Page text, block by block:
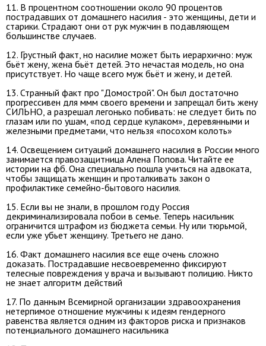
11. В процентном соотношении около 90 процентов
пострадавших от домашнего насилия - это женщины, дети и
старики. Страдают они от рук мужчин в подавляющем
большинстве случаев.
12. Грустный факт, но насилие может быть иерархично: муж
бьёт жену, жена бьёт детей. Это нечастая модель, но она
присутствует. Но чаще всего муж бьёт и жену, и детей.
13. Странный факт про "Домострой". Он был достаточно
прогрессивен для ммм своего времени и запрещал бить жену
СИЛЬНО, а разрешал легонько побивать: не следует бить по
глазам или по ушам, «под сердце кулаком», деревянными и
железными предметами, что нельзя «посохом колоть»
14. Освещением ситуаций домашнего насилия в России много
занимается правозащитница Алена Попова. Читайте ее
истории на фб. Она специально пошла учиться на адвоката,
чтобы защищать женщин и проталкивать закон о
профилактике семейно-бытового насилия.
15. Если вы не знали, в прошлом году Россия
декриминализировала побои в семье. Теперь насильник
ограничится штрафом из бюджета семьи. Ну или тюрьмой,
если уже убьет женщину. Третьего не дано.
16. Факт домашнего насилия все еще очень сложно
доказать. Пострадавшие несвоевременно фиксируют
телесные повреждения у врача и вызывают полицию. Никто
не знает алгоритм действий
17. По данным Всемирной организации здравоохранения
нетерпимое отношение мужчины к идеям гендерного
равенства является одним из факторов риска и признаков
потенциального домашнего насильника